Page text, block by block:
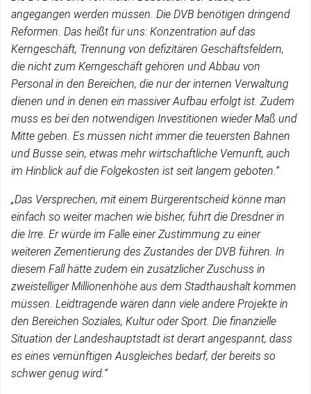
angegangen werden müssen. Die DVB benötigen dringend
Reformen. Das heißt für uns: Konzentration auf das
Kerngeschäft, Trennung von defizitären Geschäftsfeldern,
die nicht zum Kerngeschäft gehören und Abbau von
Personal in den Bereichen, die nur der internen Verwaltung
dienen und in denen ein massiver Aufbau erfolgt ist. Zudem
muss es bei den notwendigen Investitionen wieder Maß und
Mitte geben. Es müssen nicht immer die teuersten Bahnen
und Busse sein, etwas mehr wirtschaftliche Vernunft, auch
im Hinblick auf die Folgekosten ist seit langem geboten.“
„Das Versprechen, mit einem Bürgerentscheid könne man
einfach so weiter machen wie bisher, führt die Dresdner in
die Irre. Er würde im Falle einer Zustimmung zu einer
weiteren Zementierung des Zustandes der DVB führen. In
diesem Fall hätte zudem ein zusätzlicher Zuschuss in
zweistelliger Millionenhöhe aus dem Stadthaushalt kommen
müssen. Leidtragende wären dann viele andere Projekte in
den Bereichen Soziales, Kultur oder Sport. Die finanzielle
Situation der Landeshauptstadt ist derart angespannt, dass
es eines vernünftigen Ausgleiches bedarf, der bereits so
schwer genug wird.“